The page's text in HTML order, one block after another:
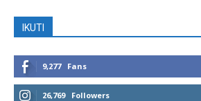
IKUTI
9,277 Fans
26,769 Followers